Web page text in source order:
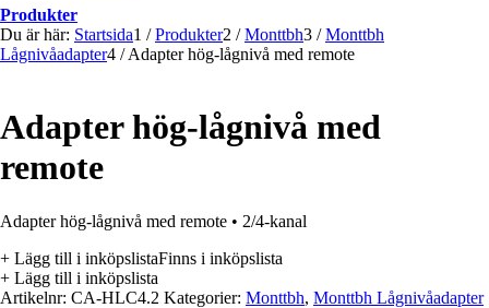
Produkter
Du är här: Startsida1 / Produkter2 / Monttbh3 / Monttbh
Lågnivåadapter4 / Adapter hög-lågnivå med remote
Adapter hög-lågnivå med
remote
Adapter hög-lågnivå med remote • 2/4-kanal
+ Lägg till i inköpslistaFinns i inköpslista
+ Lägg till i inköpslista
Artikelnr: CA-HLC4.2 Kategorier: Monttbh, Monttbh Lågnivåadapter